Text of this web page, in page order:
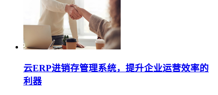
云ERP进销存管理系统，提升企业运营效率的
利器